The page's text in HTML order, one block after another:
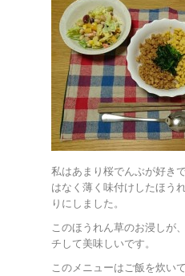
私はあまり桜でんぶが好き
はなく薄く味付けしたほう
りにしました。
このほうれん草のお浸しが
チして美味しいです。
このメニューはご飯を炊い